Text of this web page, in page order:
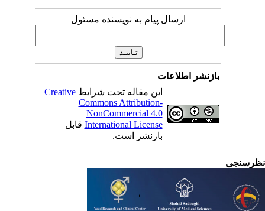
ارسال پیام به نویسنده مسئول
بازنشر اطلاعات
این مقاله تحت شرایطCreative
Commons Attribution-
NonCommercial 4.0
International Licenseقابل
بازنشر است.